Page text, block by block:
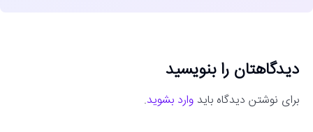
دیدگاهتان را بنویسید
برای نوشتن دیدگاه باید وارد بشوید.